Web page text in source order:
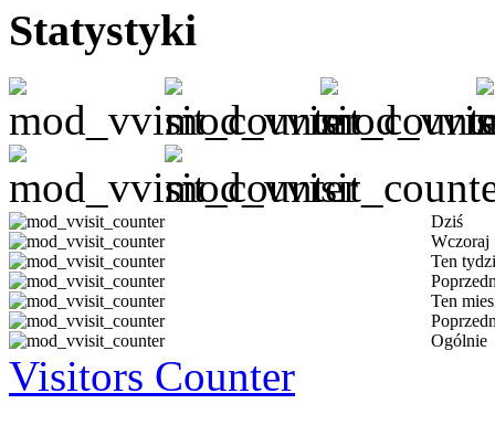
Statystyki
Dziś
Wczoraj
Ten
Ten
Ogólnie
Visitors Counter